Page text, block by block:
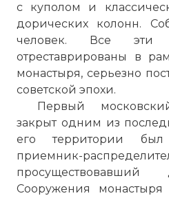
с куполом и
дорических колонн.
человек. Все эти
отреставрированы в
монастыря, серьезно
советской эпохи.
Первый
закрыт одним из
его территории был
приемник-
Сооружения